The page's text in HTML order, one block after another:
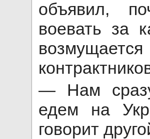
объявил,
воевать за
— Нам
едем на
говорит